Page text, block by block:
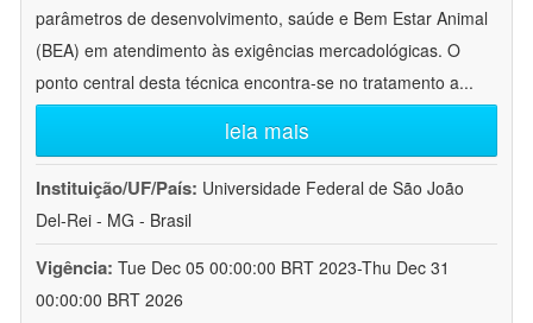
parâmetros de desenvolvimento, saúde e Bem Estar Animal
(BEA) em atendimento às exigências mercadológicas. O
ponto central desta técnica encontra-se no tratamento a...
leia mais
Instituição/UF/País: Universidade Federal de São João
Del-Rei - MG - Brasil
Vigência: Tue Dec 05 00:00:00 BRT 2023-Thu Dec 31
00:00:00 BRT 2026